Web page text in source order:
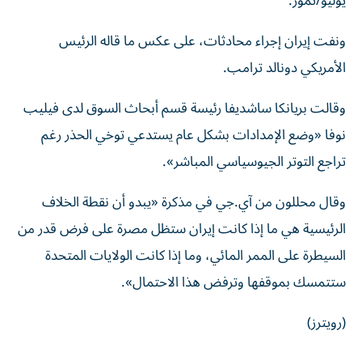
ونفت إيران إجراء محادثات، على عكس ما قاله الرئيس
الأمريكي دونالد ترامب.
وقالت بريانكا ساشديفا رئيسة قسم أبحاث السوق لدى فيليب ​
نوفا «وضع الإمدادات ‌بشكل عام يستدعي توخي الحذر رغم
تراجع التوتر الجيوسياسي المباشر».
وقال ‌محللون من آي.جي في مذكرة «يبدو أن نقطة الخلاف
الرئيسية هي ما إذا كانت إيران ستظل مصرة على فرض قدر من
السيطرة على الممر المائي، وما ‌إذا كانت ‌الولايات المتحدة
ستتمسك بموقفها وترفض هذا الاحتمال».
(رويترز)